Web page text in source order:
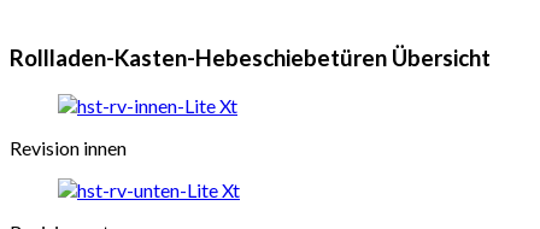
Rollladen-Kasten-Hebeschiebetüren Übersicht
Revision innen